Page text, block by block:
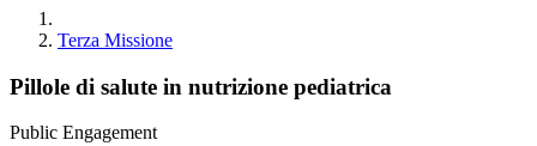
Terza Missione
Pillole di salute in nutrizione pediatrica
Public Engagement